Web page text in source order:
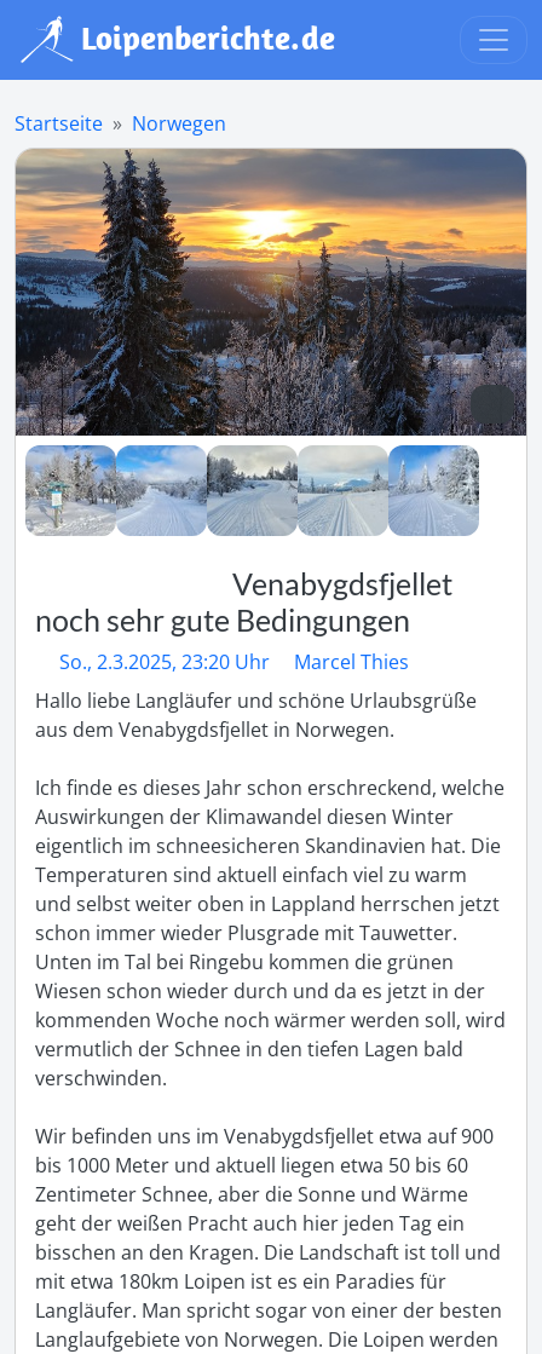
Startseite Norwegen
Venabygdsfjellet
noch sehr gute Bedingungen
So., 2.3.2025, 23:20 Uhr
Marcel Thies
Hallo liebe Langläufer und schöne Urlaubsgrüße
aus dem Venabygdsfjellet in Norwegen.
Ich finde es dieses Jahr schon erschreckend, welche
Auswirkungen der Klimawandel diesen Winter
eigentlich im schneesicheren Skandinavien hat. Die
Temperaturen sind aktuell einfach viel zu warm
und selbst weiter oben in Lappland herrschen jetzt
schon immer wieder Plusgrade mit Tauwetter.
Unten im Tal bei Ringebu kommen die grünen
Wiesen schon wieder durch und da es jetzt in der
kommenden Woche noch wärmer werden soll, wird
vermutlich der Schnee in den tiefen Lagen bald
verschwinden.
Wir befinden uns im Venabygdsfjellet etwa auf 900
bis 1000 Meter und aktuell liegen etwa 50 bis 60
Zentimeter Schnee, aber die Sonne und Wärme
geht der weißen Pracht auch hier jeden Tag ein
bisschen an den Kragen. Die Landschaft ist toll und
mit etwa 180km Loipen ist es ein Paradies für
Langläufer. Man spricht sogar von einer der besten
Langlaufgebiete von Norwegen. Die Loipen werden